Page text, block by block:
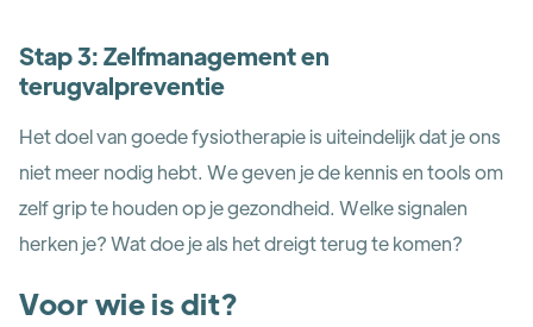
Stap 3: Zelfmanagement en
terugvalpreventie
Het doel van goede fysiotherapie is uiteindelijk dat je ons
niet meer nodig hebt. We geven je de kennis en tools om
zelf grip te houden op je gezondheid. Welke signalen
herken je? Wat doe je als het dreigt terug te komen?
Voor wie is dit?